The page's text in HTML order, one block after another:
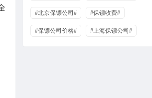
#北京保镖公司# #保镖收费#
#保镖公司价格# #上海保镖公司#